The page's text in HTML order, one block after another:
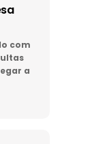
com
a